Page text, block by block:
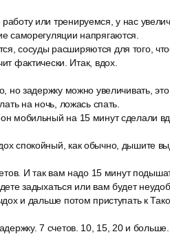
или тренируемся, у нас
саморегуляции напрягаются.
сосуды расширяются для того,
фактически. Итак, вдох.
но задержку можно увеличивать,
на ночь, ложась спать.
мобильный на 15 минут сделали
спокойный, как обычно, дышите
И так вам надо 15 минут
задыхаться или вам будет
и дальше потом приступать к
7 счетов. 10, 15, 20 и